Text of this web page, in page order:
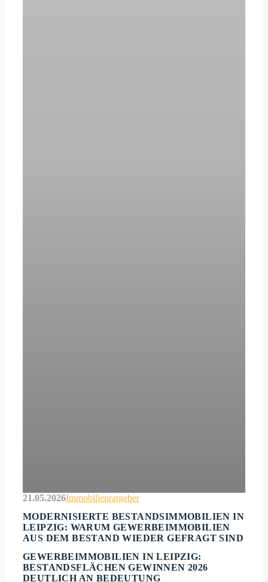
21.05.2026Immobilienratgeber
MODERNISIERTE BESTANDSIMMOBILIEN IN
LEIPZIG: WARUM GEWERBEIMMOBILIEN
AUS DEM BESTAND WIEDER GEFRAGT SIND
GEWERBEIMMOBILIEN IN LEIPZIG:
BESTANDSFLÄCHEN GEWINNEN 2026
DEUTLICH AN BEDEUTUNG